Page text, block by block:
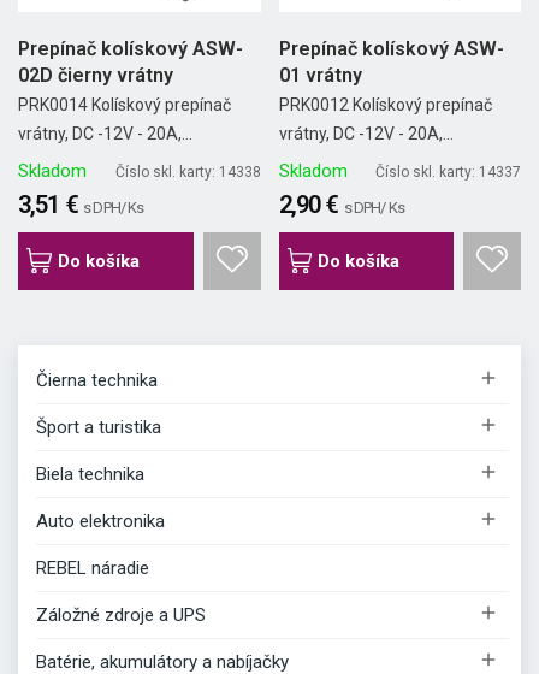
Čierna technika 
Šport a turistika 
Biela technika 
Auto elektronika 
REBEL náradie
Záložné zdroje a UPS 
Batérie, akumulátory a nabíjačky 
Prepínač kolískový ASW-
02D čierny vrátny
PRK0014 Kolískový prepínač
vrátny, DC -12V - 20A,...
Skladom Číslo skl. karty: 14338
3,51 € s DPH/ Ks
Do košíka
Prepínač kolískový ASW-
01 vrátny
PRK0012 Kolískový prepínač
vrátny, DC -12V - 20A,...
Skladom Číslo skl. karty: 14337
2,90 € s DPH/ Ks
Do košíka